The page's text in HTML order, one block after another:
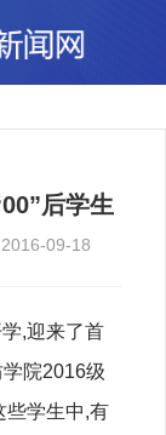
后学生
09-18
,迎来了首
院2016级
些学生中,有